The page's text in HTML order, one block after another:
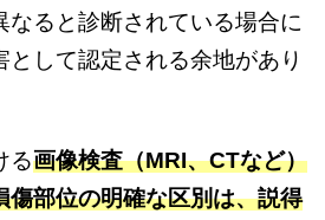
なると診断されている場合に
として認定される余地があり
る画像検査（MRI、CTなど）
傷部位の明確な区別は、説得